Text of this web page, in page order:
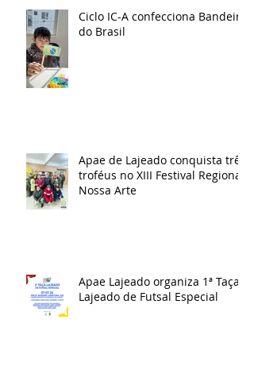
Ciclo IC-A confecciona Bandeira
do Brasil
Apae de Lajeado conquista três
troféus no XIII Festival Regional
Nossa Arte
Apae Lajeado organiza 1ª Taça
Lajeado de Futsal Especial